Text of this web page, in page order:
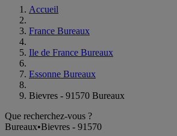
Accueil
France Bureaux
Ile de France Bureaux
Essonne Bureaux
Bievres - 91570 Bureaux
Que recherchez-vous ?
Bureaux•Bievres - 91570